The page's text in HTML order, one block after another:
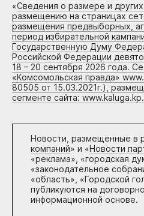
«Сведения о размере и
размещению на страницах
размещения предвыборных,
период избирательной
Государственную Думу
Российской Федерации
18 – 20 сентября 2026 года.
«Комсомольская правда»
80505 от 15.03.2021г.),
сегменте сайта:
Новости, размещенные в
компаний» и «Новости
«реклама», «городская
«законодательное
«область», «Городской
публикуются на
информационной основе.